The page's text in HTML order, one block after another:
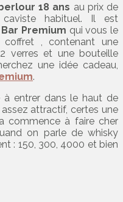
18 ans au prix de
habituel. Il est
Bar Premium qui vous le
, contenant une
2 verres et une bouteille
une idée cadeau,
.
à entrer dans le haut de
attractif, certes une
commence à faire cher
on parle de whisky
: 150, 300, 4000 et bien